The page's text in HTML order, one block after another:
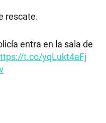
rescate.
entra en la sala de
t.co/yqLukt4aFj